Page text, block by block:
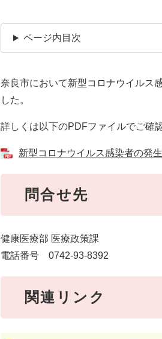
ページ内目次
奈良市において新型コロナウイルス
した。
詳しくは以下のPDFファイルでご確
新型コロナウイルス感染者の発
問合せ先
健康医療部 医療政策課
電話番号 0742-93-8392
関連リンク